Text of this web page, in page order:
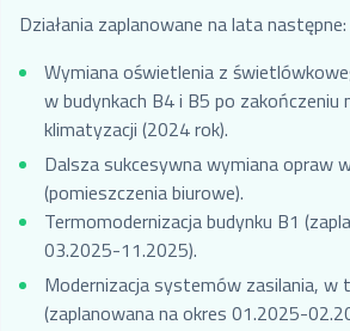
Działania zaplanowane na lata następne:
Wymiana oświetlenia z
w budynkach B4 i B5 po zakończeniu
klimatyzacji (2024 rok).
Dalsza sukcesywna wymiana opraw
(pomieszczenia biurowe).
Termomodernizacja budynku B1
03.2025-11.2025).
Modernizacja systemów zasilania, w
(zaplanowana na okres 01.2025-